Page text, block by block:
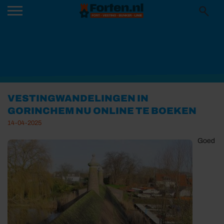
VESTINGWANDELINGEN IN
GORINCHEM NU ONLINE TE BOEKEN
14-04-2025
Goed